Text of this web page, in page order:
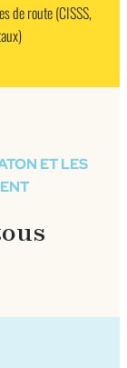
de route (CISSS,
ET LES